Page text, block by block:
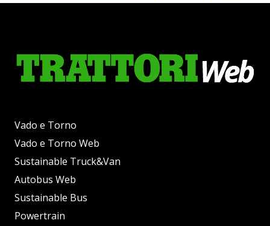
Vado e Torno
Vado e Torno Web
Sustainable Truck&Van
Autobus Web
Sustainable Bus
Powertrain